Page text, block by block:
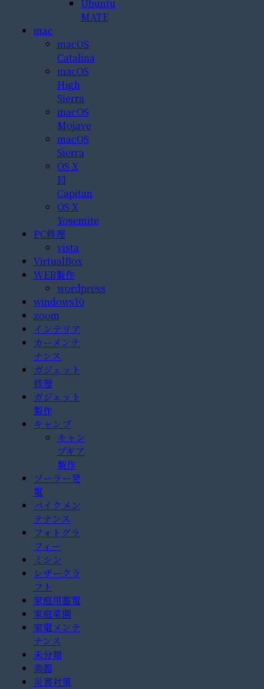
Ubuntu
MATE
mac
macOS
Catalina
macOS
High
Sierra
macOS
Mojave
macOS
Sierra
OS X
El
Capitan
OS X
Yosemite
PC修理
vista
VirtualBox
WEB製作
wordpress
windows10
zoom
インテリア
カーメンテ
ナンス
ガジェット
修理
ガジェット
製作
キャンプ
キャン
プギア
製作
ソーラー発
電
バイクメン
テナンス
フォトグラ
フィー
ミシン
レザークラ
フト
家庭用蓄電
家庭菜園
家電メンテ
ナンス
未分類
楽器
災害対策